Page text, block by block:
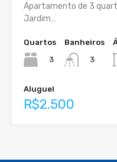
Apartamento de 3
Jardim…
Quartos
3
Banheiros
3
Aluguel
R$2.500